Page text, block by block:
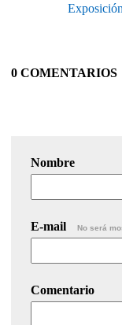
0 COMENTARIOS
Nombre
E-mail No será
Comentario